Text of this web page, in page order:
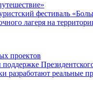
фестиваль
лагеря на
проектов
разработают реальные